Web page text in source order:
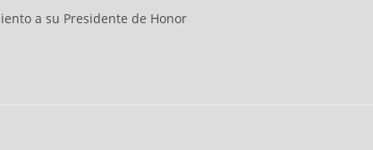
a su Presidente de Honor